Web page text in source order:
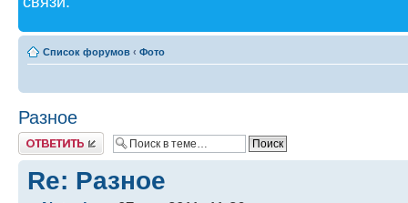
Список форумов ‹ Фото
Разное
Ответить
Re: Разное